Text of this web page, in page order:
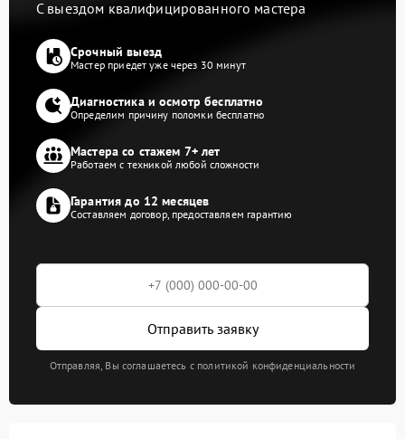
С выездом квалифицированного мастера
Срочный выезд
Мастер приедет уже через 30 минут
Диагностика и осмотр бесплатно
Определим причину поломки бесплатно
Мастера со стажем 7+ лет
Работаем с техникой любой сложности
Гарантия до 12 месяцев
Составляем договор, предоставляем гарантию
Отправить заявку
Отправляя, Вы соглашаетесь с политикой конфиденциальности